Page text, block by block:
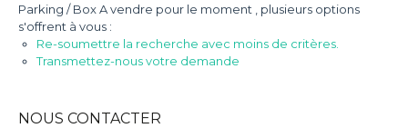
Parking / Box A vendre pour le moment , plusieurs options
s'offrent à vous :
Re-soumettre la recherche avec moins de critères.
Transmettez-nous votre demande
NOUS CONTACTER